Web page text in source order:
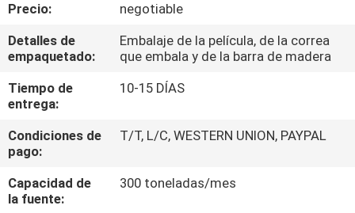
ÉNTRENOS
EN
CONTACTO
CON
NOTICIAS
Precio:
negotiable
Detalles de
empaquetado:
Embalaje de la película, de la correa
que embala y de la barra de madera
Tiempo de
entrega:
10-15 DÍAS
Condiciones de
pago:
T/T, L/C, WESTERN UNION, PAYPAL
Capacidad de
la fuente:
300 toneladas/mes